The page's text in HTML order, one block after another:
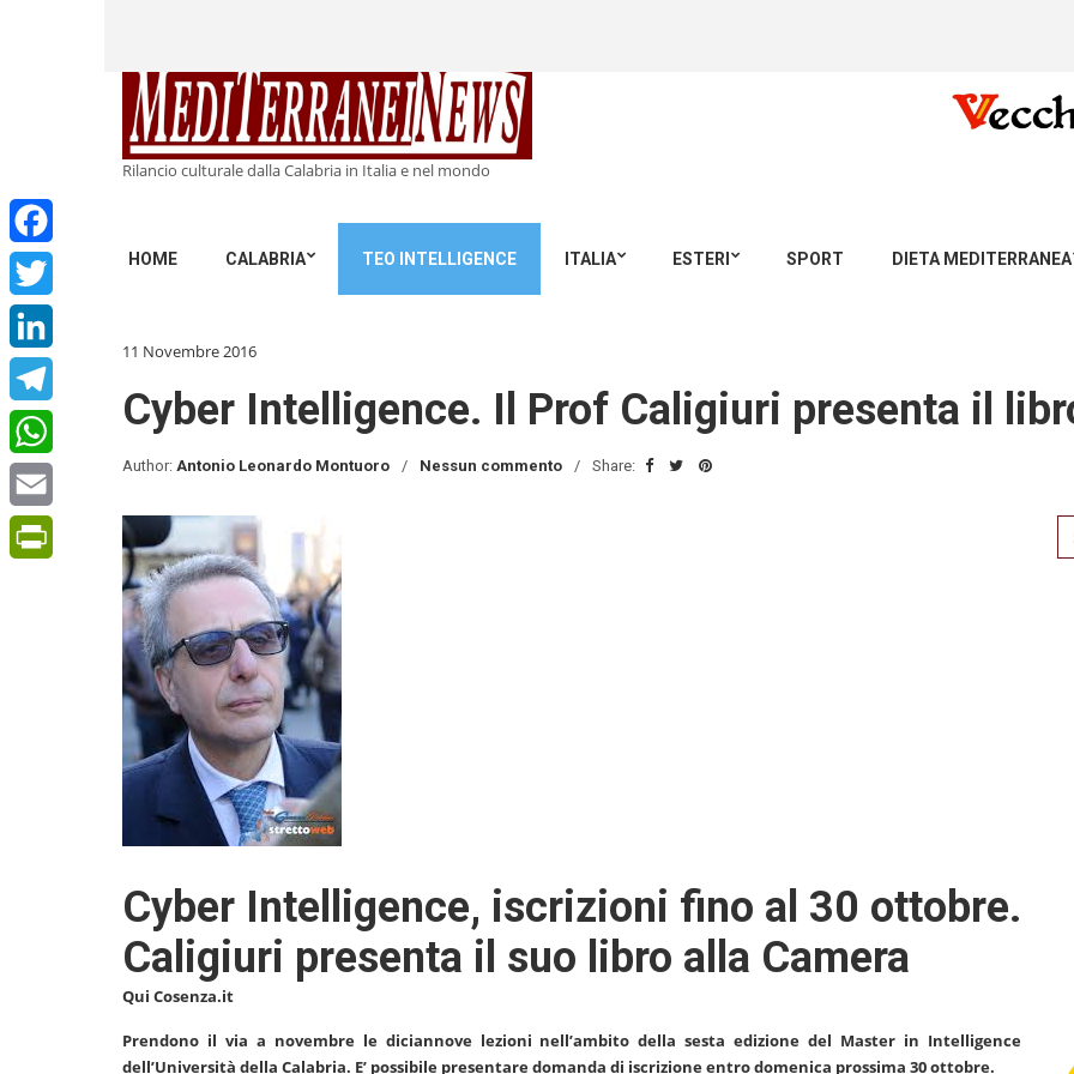
Rilancio culturale dalla Calabria in Italia e nel mondo
HOME CALABRIA TEO INTELLIGENCE ITALIA ESTERI SPORT DIETA MEDITERRANEA
Facebook
Twitter
LinkedIn
Telegram
WhatsApp
Email
11 Novembre 2016
Cyber Intelligence. Il Prof Caligiuri presenta il
Author: Antonio Leonardo Montuoro Nessun commento Share:
Cyber Intelligence, iscrizioni fino al 30 ottobre.
Caligiuri presenta il suo libro alla Camera
Qui Cosenza.it
Prendono il via a novembre le diciannove lezioni nell’ambito della sesta edizione del Master in Intelligence
dell’Università della Calabria. E’ possibile presentare domanda di iscrizione entro domenica prossima 30 ottobre.